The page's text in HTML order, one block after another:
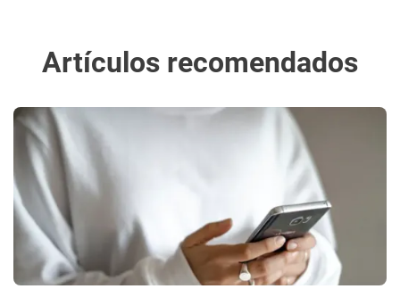
Artículos recomendados